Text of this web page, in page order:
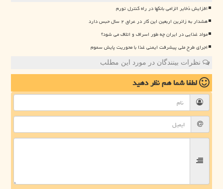
افزایش ذخایر الزامی بانکها در راه کنترل تورم
هشدار به زائرین اربعین این کار در عراق ۲ سال حبس دارد
مواد غذایی در ایران چه طور اسراف و اتلاف می شود؟
اجرای طرح ملی پیشرفت ایمنی غذا با محوریت پایش سموم
نظرات بینندگان در مورد این مطلب
لطفا شما همنظر دهید